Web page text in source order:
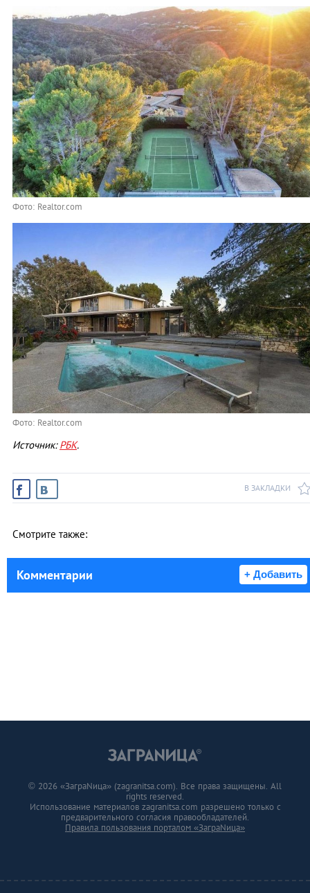
Фото: Realtor.com
Фото: Realtor.com
Источник:РБК.
В ЗАКЛАДКИ
Смотрите также:
Комментарии + Добавить
© 2026 «ЗаграNица» (zagranitsa.com). Все права защищены. All
rights reserved.
Использование материалов zagranitsa.com разрешено только с
предварительного согласия правообладателей.
Правила пользования порталом «ЗаграNица»